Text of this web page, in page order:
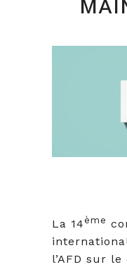
La 14 ème
l’AFD sur